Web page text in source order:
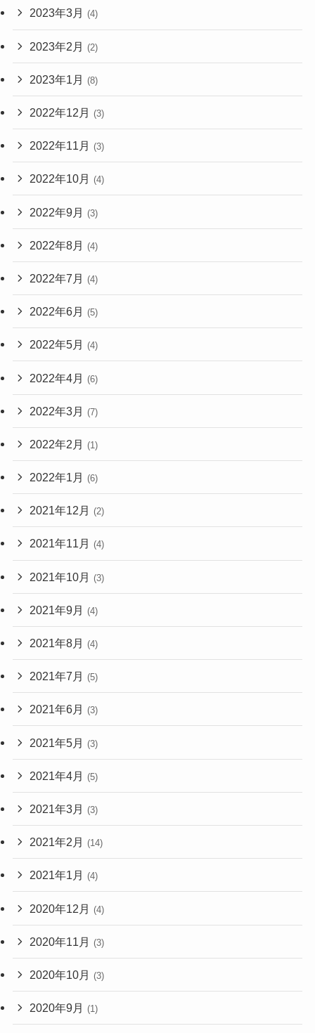
2023年3月 (4)
2023年2月 (2)
2023年1月 (8)
2022年12月 (3)
2022年11月 (3)
2022年10月 (4)
2022年9月 (3)
2022年8月 (4)
2022年7月 (4)
2022年6月 (5)
2022年5月 (4)
2022年4月 (6)
2022年3月 (7)
2022年2月 (1)
2022年1月 (6)
2021年12月 (2)
2021年11月 (4)
2021年10月 (3)
2021年9月 (4)
2021年8月 (4)
2021年7月 (5)
2021年6月 (3)
2021年5月 (3)
2021年4月 (5)
2021年3月 (3)
2021年2月 (14)
2021年1月 (4)
2020年12月 (4)
2020年11月 (3)
2020年10月 (3)
2020年9月 (1)